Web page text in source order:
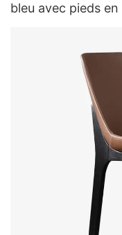
bleu avec pieds en